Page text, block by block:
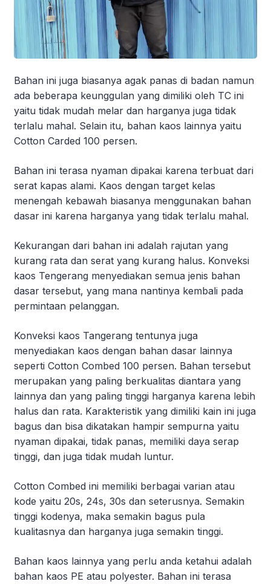
Bahan ini juga biasanya agak panas di badan namun
ada beberapa keunggulan yang dimiliki oleh TC ini
yaitu tidak mudah melar dan harganya juga tidak
terlalu mahal. Selain itu, bahan kaos lainnya yaitu
Cotton Carded 100 persen.
Bahan ini terasa nyaman dipakai karena terbuat dari
serat kapas alami. Kaos dengan target kelas
menengah kebawah biasanya menggunakan bahan
dasar ini karena harganya yang tidak terlalu mahal.
Kekurangan dari bahan ini adalah rajutan yang
kurang rata dan serat yang kurang halus. Konveksi
kaos Tengerang menyediakan semua jenis bahan
dasar tersebut, yang mana nantinya kembali pada
permintaan pelanggan.
Konveksi kaos Tangerang tentunya juga
menyediakan kaos dengan bahan dasar lainnya
seperti Cotton Combed 100 persen. Bahan tersebut
merupakan yang paling berkualitas diantara yang
lainnya dan yang paling tinggi harganya karena lebih
halus dan rata. Karakteristik yang dimiliki kain ini juga
bagus dan bisa dikatakan hampir sempurna yaitu
nyaman dipakai, tidak panas, memiliki daya serap
tinggi, dan juga tidak mudah luntur.
Cotton Combed ini memiliki berbagai varian atau
kode yaitu 20s, 24s, 30s dan seterusnya. Semakin
tinggi kodenya, maka semakin bagus pula
kualitasnya dan harganya juga semakin tinggi.
Bahan kaos lainnya yang perlu anda ketahui adalah
bahan kaos PE atau polyester. Bahan ini terasa